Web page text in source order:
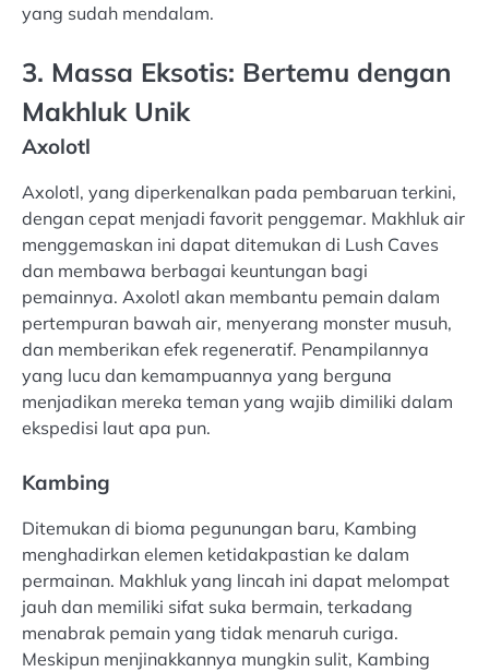
yang sudah mendalam.
3. Massa Eksotis: Bertemu dengan
Makhluk Unik
Axolotl
Axolotl, yang diperkenalkan pada pembaruan terkini,
dengan cepat menjadi favorit penggemar. Makhluk air
menggemaskan ini dapat ditemukan di Lush Caves
dan membawa berbagai keuntungan bagi
pemainnya. Axolotl akan membantu pemain dalam
pertempuran bawah air, menyerang monster musuh,
dan memberikan efek regeneratif. Penampilannya
yang lucu dan kemampuannya yang berguna
menjadikan mereka teman yang wajib dimiliki dalam
ekspedisi laut apa pun.
Kambing
Ditemukan di bioma pegunungan baru, Kambing
menghadirkan elemen ketidakpastian ke dalam
permainan. Makhluk yang lincah ini dapat melompat
jauh dan memiliki sifat suka bermain, terkadang
menabrak pemain yang tidak menaruh curiga.
Meskipun menjinakkannya mungkin sulit, Kambing